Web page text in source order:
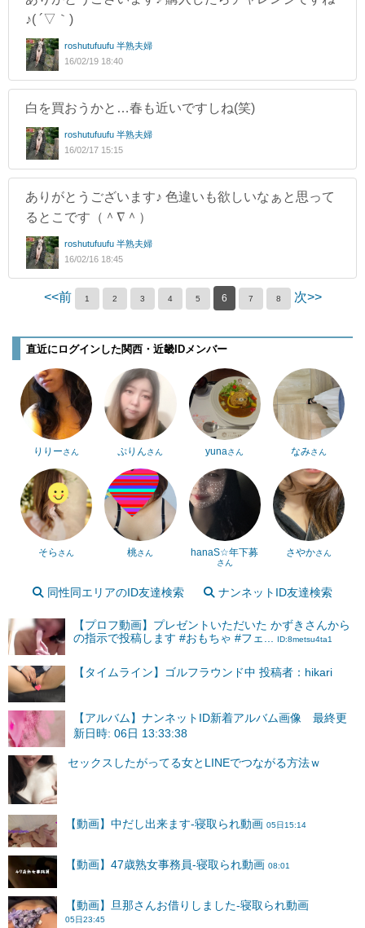
♪( ´▽｀)
roshutufuufu 半熟夫婦
16/02/19 18:40
白を買おうかと…春も近いですしね(笑)
roshutufuufu 半熟夫婦
16/02/17 15:15
ありがとうございます♪ 色違いも欲しいなぁと思って
るとこです（＾∇＾）
roshutufuufu 半熟夫婦
16/02/16 18:45
<<前 1 2 3 4 5 6 7 8 次>>
直近にログインした関西・近畿IDメンバー
りりーさん ぷりんさん yunaさん なみさん
そら さん 桃さん hanaS☆年下募
さん
さやかさん
同性同エリアのID友達検索 ナンネットID友達検索
【プロフ動画】プレゼントいただいた かずきさんから
の指示で投稿します #おもちゃ #フェ...
ID:8metsu4ta1
【タイムライン】ゴルフラウンド中 投稿者：hikari
【アルバム】ナンネットID新着アルバム画像 最終更
新日時: 06日 13:33:38